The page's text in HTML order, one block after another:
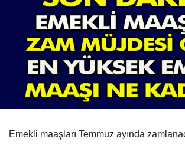
Emekli maaşları Temmuz ayında